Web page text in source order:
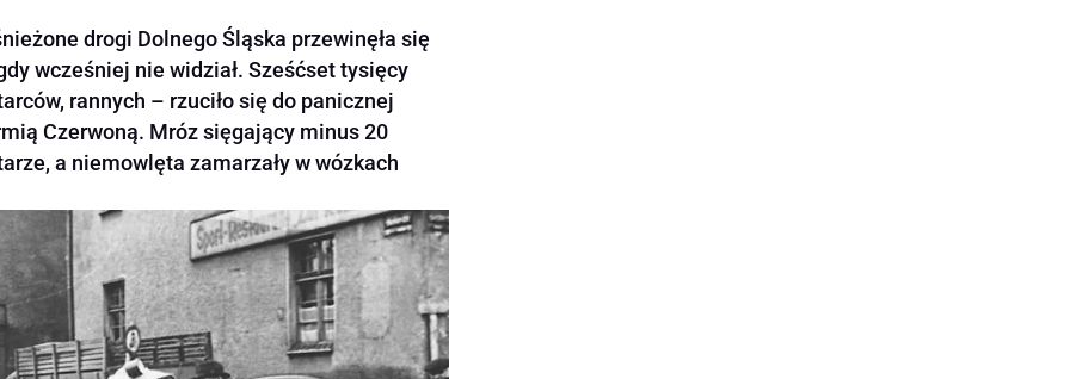
drogi Dolnego Śląska przewinęła się
wcześniej nie widział. Sześćset tysięcy
rannych – rzuciło się do panicznej
Czerwoną. Mróz sięgający minus 20
a niemowlęta zamarzały w wózkach